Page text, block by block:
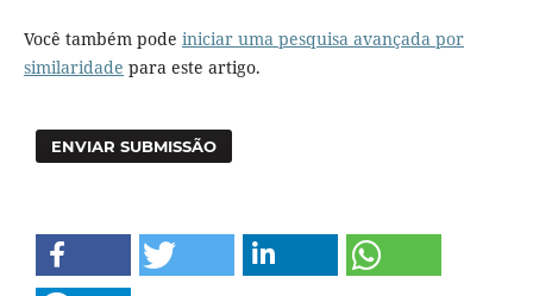
Você também pode iniciar uma pesquisa avançada por
similaridade para este artigo.
ENVIAR SUBMISSÃO